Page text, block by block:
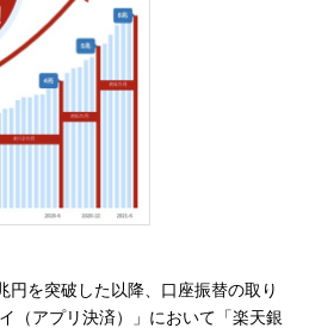
を突破した以降、口座振替の取り
（アプリ決済）」において「楽天銀